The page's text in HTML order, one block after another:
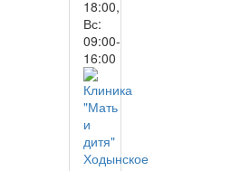
18:00,
Вс:
09:00-
16:00